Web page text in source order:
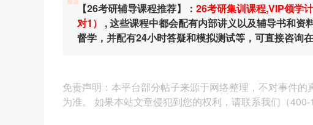
【26考研辅导课程推荐】： 26考研集训课程,VIP领学
对1）
, 这些课程中都会配有内部讲义以及辅导书和资
督学，并配有24小时答疑和模拟测试等，可直接咨询
免责声明：本平台部分帖子来源于网络整理，不对事件
为准。 如果本站文章侵犯到您的权利，请联系我们（400-